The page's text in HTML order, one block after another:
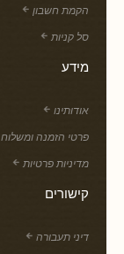
הקמת חשבון
סל קניות
מידע
אודותינו
פרטי הזמנה ומשלוח
מדיניות פרטיות
קישורים
דיני תעבורה